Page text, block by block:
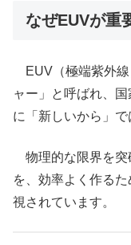
なぜEUVが重
EUV（極端紫外線
ャー」と呼ばれ、
に「新しいから」で
物理的な限界を突
を、効率よく作る
視されています。